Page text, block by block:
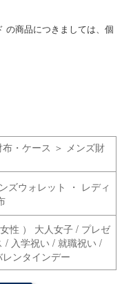
の商品につきましては、個
・ケース ＞ メンズ財
ズウォレット ・ レディ
性 ） 大人女子 / プレゼ
/ 入学祝い / 就職祝い /
ンタインデー